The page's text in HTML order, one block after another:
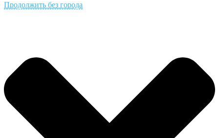
Продолжить без города